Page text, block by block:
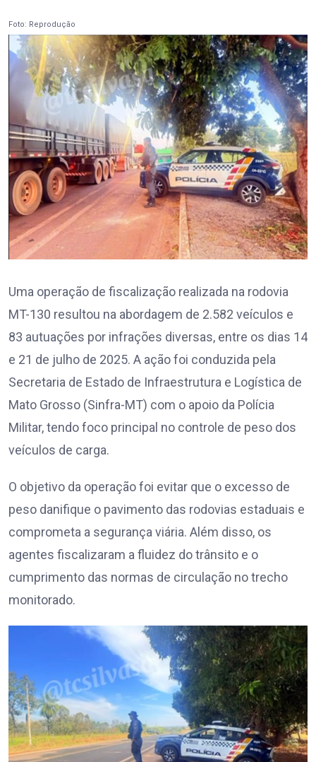
Foto: Reprodução
Uma operação de fiscalização realizada na rodovia
MT-130 resultou na abordagem de 2.582 veículos e
83 autuações por infrações diversas, entre os dias 14
e 21 de julho de 2025. A ação foi conduzida pela
Secretaria de Estado de Infraestrutura e Logística de
Mato Grosso (Sinfra-MT) com o apoio da Polícia
Militar, tendo foco principal no controle de peso dos
veículos de carga.
O objetivo da operação foi evitar que o excesso de
peso danifique o pavimento das rodovias estaduais e
comprometa a segurança viária. Além disso, os
agentes fiscalizaram a fluidez do trânsito e o
cumprimento das normas de circulação no trecho
monitorado.